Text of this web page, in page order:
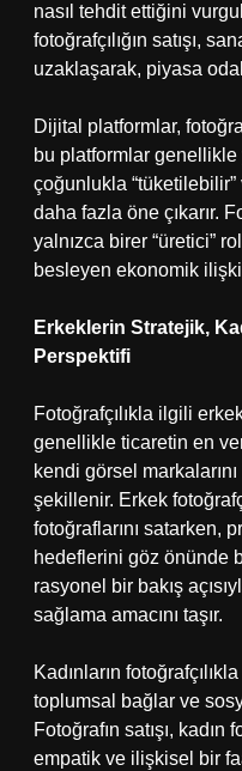
nasıl tehdit ettiğini
fotoğrafçılığın satışı,
uzaklaşarak, piyasa
Dijital platformlar,
bu platformlar
çoğunlukla
daha fazla öne çıkarır.
yalnızca birer “üretici”
besleyen ekonomik
Erkeklerin Stratejik,
Perspektifi
Fotoğrafçılıkla ilgili
genellikle ticaretin en
kendi görsel
şekillenir. Erkek
fotoğraflarını satarken,
hedeflerini göz önünde
rasyonel bir bakış
sağlama amacını taşır.
Kadınların
toplumsal bağlar ve
Fotoğrafın satışı,
empatik ve ilişkisel bir